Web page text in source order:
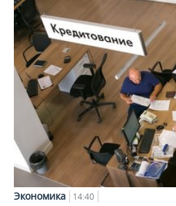
Экономика 14:40